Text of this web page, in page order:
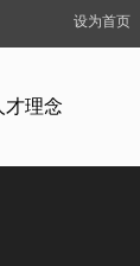
设为首页
才理念